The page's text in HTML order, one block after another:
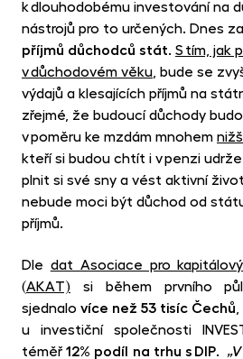
k dlouhodobému investování na
nástrojů pro to určených. Dnes
příjmů důchodců stát. S tím, jak
v důchodovém věku , bude se
výdajů a klesajících příjmů na
zřejmé, že budoucí důchody
v poměru ke mzdám mnohem
kteří si budou chtít i v penzi
plnit si své sny a vést aktivní
nebude moci být důchod od
příjmů.
Dle dat Asociace pro
(AKAT) si během prvního
sjednalo více než 53 tisíc Čechů
u investiční společnosti
téměř12% podíl na trhu s DIP.